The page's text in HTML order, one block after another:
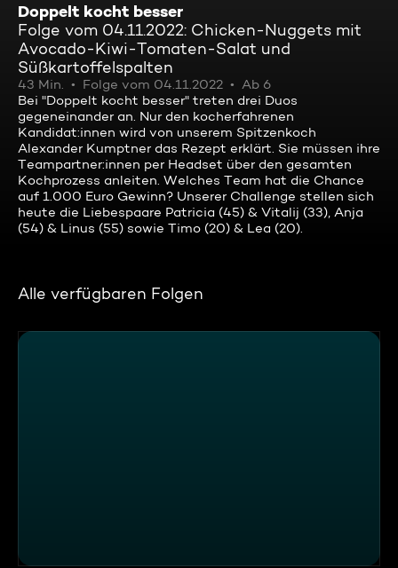
Doppelt kocht besser
Folge vom 04.11.2022: Chicken-Nuggets mit
Avocado-Kiwi-Tomaten-Salat und
Süßkartoffelspalten
43 Min. Folge vom 04.11.2022
Ab 6
Bei "Doppelt kocht besser" treten drei Duos
gegeneinander an. Nur den kocherfahrenen
Kandidat:innen wird von unserem Spitzenkoch
Alexander Kumptner das Rezept erklärt. Sie müssen ihre
Teampartner:innen per Headset über den gesamten
Kochprozess anleiten. Welches Team hat die Chance
auf 1.000 Euro Gewinn? Unserer Challenge stellen sich
heute die Liebespaare Patricia (45) & Vitalij (33), Anja
(54) & Linus (55) sowie Timo (20) & Lea (20).
Alle verfügbaren Folgen